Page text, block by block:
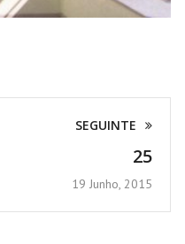
SEGUINTE
25
19 Junho, 2015